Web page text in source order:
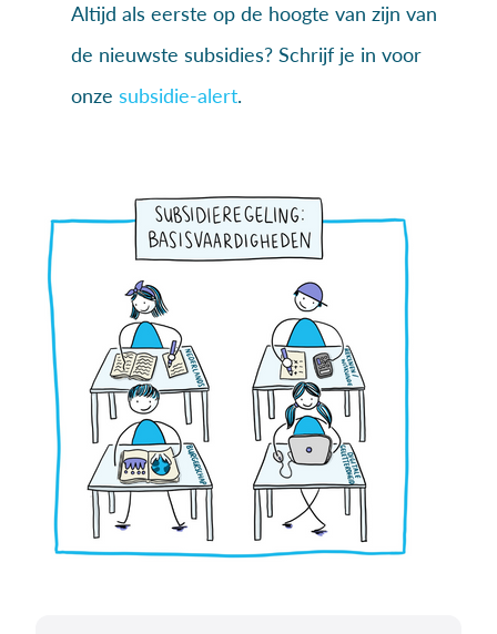
Altijd als eerste op de hoogte van zijn van
de nieuwste subsidies? Schrijf je in voor
onze subsidie-alert.